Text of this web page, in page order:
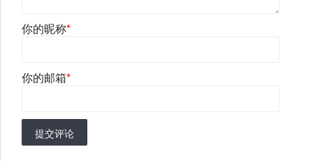
你的昵称*
你的邮箱*
提交评论